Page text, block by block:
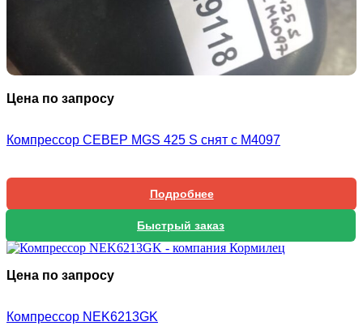
Цена по запросу
Компрессор СЕВЕР MGS 425 S снят с М4097
Подробнее
Быстрый заказ
Цена по запросу
Компрессор NEK6213GK